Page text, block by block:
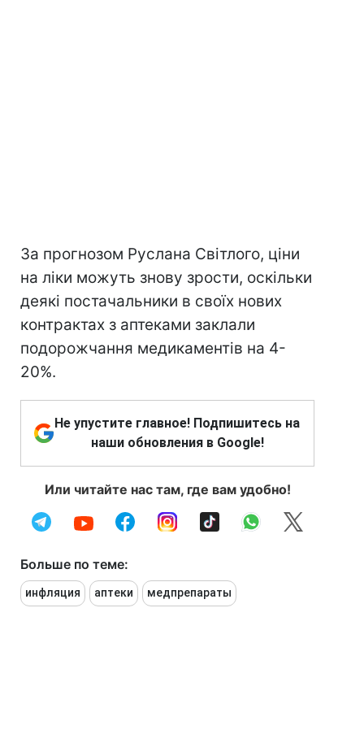
За прогнозом Руслана Світлого, ціни
на ліки можуть знову зрости, оскільки
деякі постачальники в своїх нових
контрактах з аптеками заклали
подорожчання медикаментів на 4-
20%.
Не упустите главное! Подпишитесь на
наши обновления в Google!
Или читайте нас там, где вам удобно!
Больше по теме:
инфляция аптеки медпрепараты